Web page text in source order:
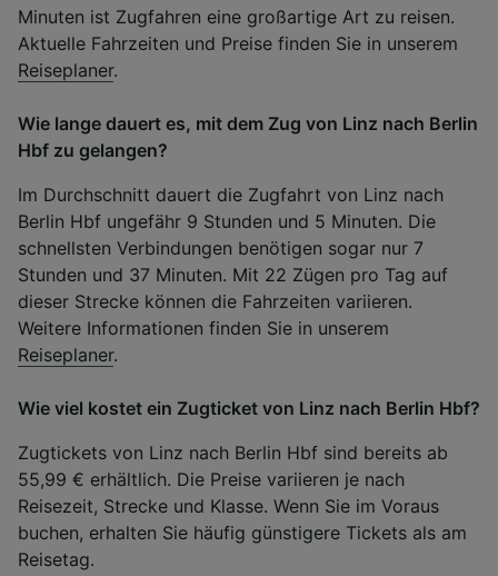
Minuten ist Zugfahren eine großartige Art zu reisen.
Aktuelle Fahrzeiten und Preise finden Sie in unserem
Reiseplaner.
Wie lange dauert es, mit dem Zug von Linz nach Berlin
Hbf zu gelangen?
Im Durchschnitt dauert die Zugfahrt von Linz nach
Berlin Hbf ungefähr 9 Stunden und 5 Minuten. Die
schnellsten Verbindungen benötigen sogar nur 7
Stunden und 37 Minuten. Mit 22 Zügen pro Tag auf
dieser Strecke können die Fahrzeiten variieren.
Weitere Informationen finden Sie in unserem
Reiseplaner.
Wie viel kostet ein Zugticket von Linz nach Berlin Hbf?
Zugtickets von Linz nach Berlin Hbf sind bereits ab
55,99 € erhältlich. Die Preise variieren je nach
Reisezeit, Strecke und Klasse. Wenn Sie im Voraus
buchen, erhalten Sie häufig günstigere Tickets als am
Reisetag.